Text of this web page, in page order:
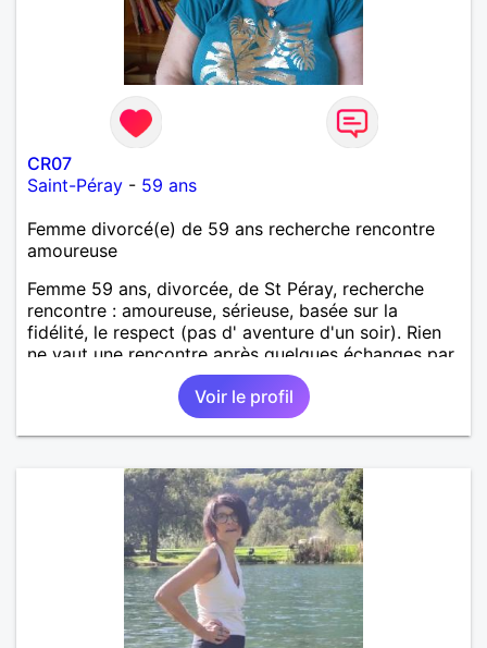
CR07
Saint-Péray - 59 ans
Femme divorcé(e) de 59 ans recherche rencontre
amoureuse
Femme 59 ans, divorcée, de St Péray, recherche
rencontre : amoureuse, sérieuse, basée sur la
fidélité, le respect (pas d' aventure d'un soir). Rien
ne vaut une rencontre après quelques échanges par
messages pour savoir si il y a un feeling entre les
deux et le désir de se revoir. Au plaisir de se
Voir le profil